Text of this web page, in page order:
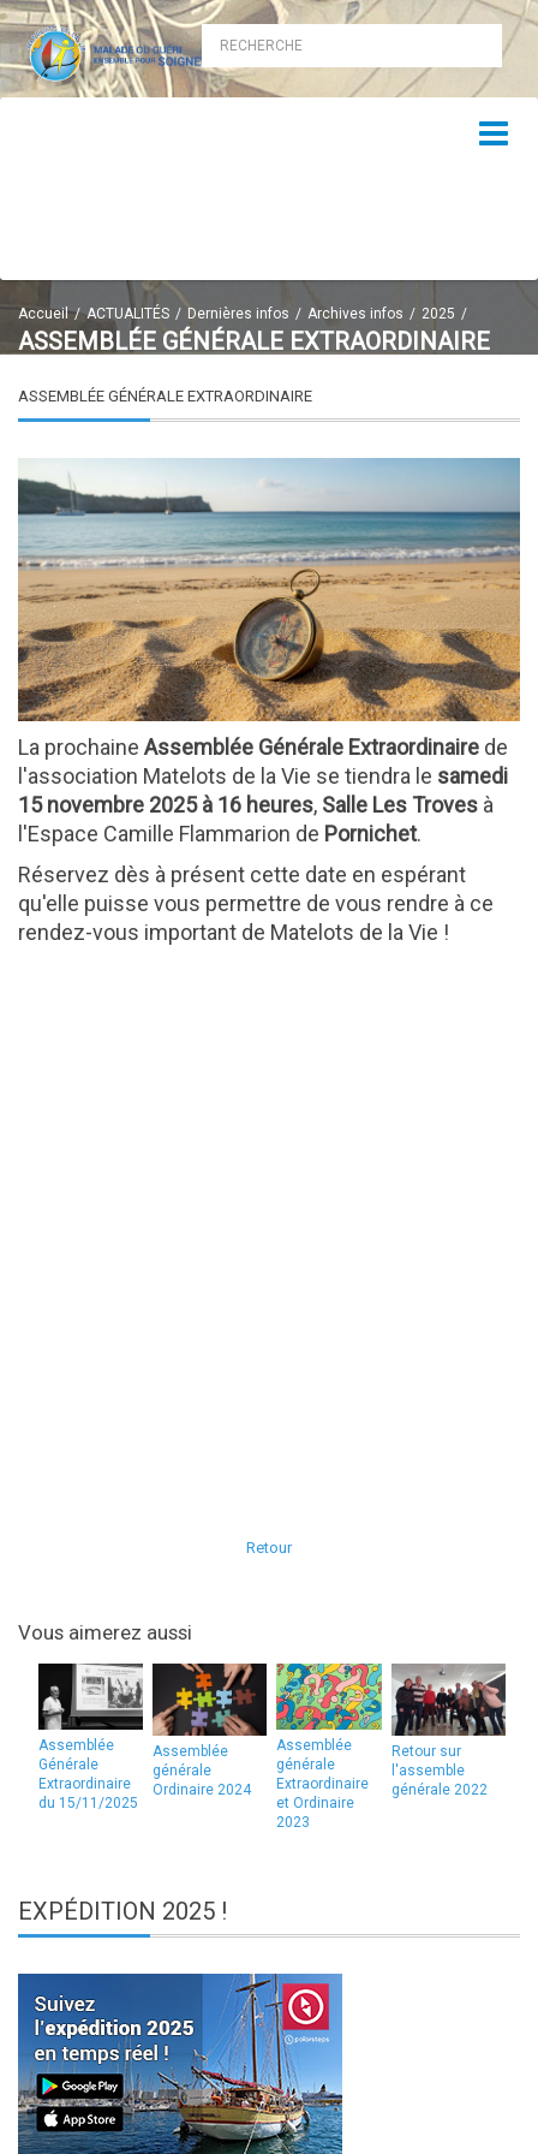
Accueil ACTUALITÉS Dernières infos Archives infos 2025
ASSEMBLÉE GÉNÉRALE EXTRAORDINAIRE
ASSEMBLÉE GÉNÉRALE EXTRAORDINAIRE
La prochaine Assemblée Générale Extraordinaire de
l'association Matelots de la Vie se tiendra le samedi
15 novembre 2025à 16 heures, Salle Les Troves à
l'Espace Camille Flammarion de Pornichet.
Réservez dès à présent cette date en espérant
qu'elle puisse vous permettre de vous rendre à ce
rendez-vous important de Matelots de la Vie !
Retour
Vous aimerez aussi
Assemblée
Générale
Extraordinaire
du 15/11/2025
Assemblée
générale
Ordinaire 2024
Assemblée
générale
Extraordinaire
et Ordinaire
2023
Retour sur
l'assemble
générale 2022
EXPÉDITION 2025 !